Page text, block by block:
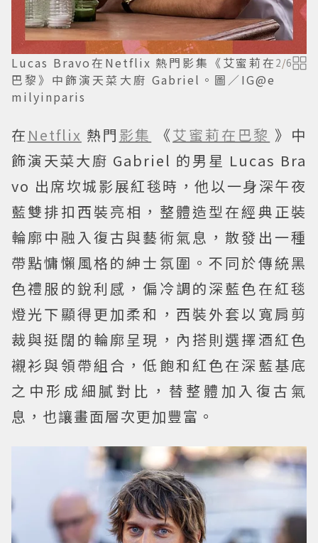
Lucas Bravo在Netflix 熱門影集《艾蜜莉在
巴黎》中飾演天菜大廚 Gabriel。圖／IG@e
milyinparis
2/6
在 Netflix 熱門 影集 《艾蜜莉在巴黎 》中
飾演天菜大廚 Gabriel 的男星 Lucas Bra
vo 出席坎城影展紅毯時，他以一身深午夜
藍雙排扣西裝亮相，整體造型在經典正裝
輪廓中融入復古與藝術氣息，散發出一種
帶點慵懶風格的紳士氛圍。不同於傳統黑
色禮服的銳利感，偏冷調的深藍色在紅毯
燈光下顯得更加柔和，西裝外套以寬肩剪
裁與挺闊的輪廓呈現，內搭則選擇酒紅色
襯衫與領帶組合，低飽和紅色在深藍基底
之中形成細膩對比，替整體加入復古氣
息，也讓畫面層次更加豐富。